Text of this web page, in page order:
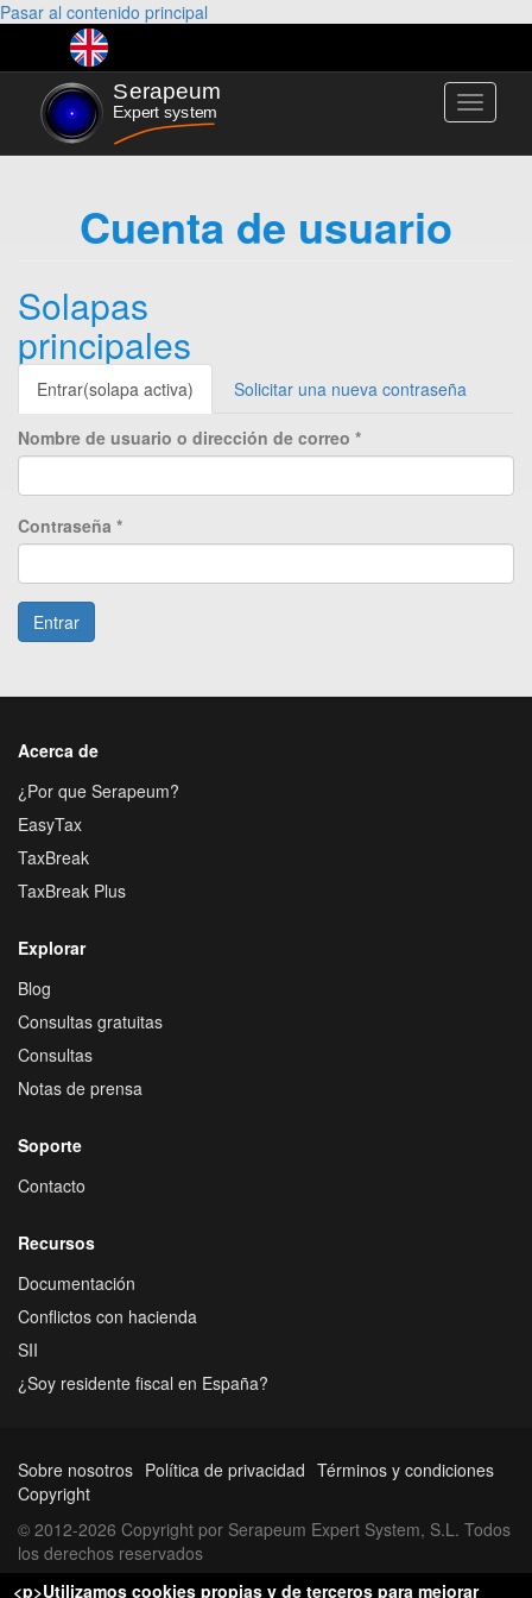
Pasar al contenido principal
Toggle
Cuenta de usuario
Solapas
principales
Entrar(solapa activa) Solicitar una nueva contraseña
Nombre de usuario o dirección de correo *
Contraseña *
Entrar
Acerca de
¿Por que Serapeum?
EasyTax
TaxBreak
TaxBreak Plus
Explorar
Blog
Consultas gratuitas
Consultas
Notas de prensa
Soporte
Contacto
Recursos
Documentación
Conflictos con hacienda
SII
¿Soy residente fiscal en España?
Sobre nosotros Política de privacidad Términos y condiciones
Copyright
© 2012-2026 Copyright por Serapeum Expert System, S.L. Todos
los derechos reservados
<p>Utilizamos cookies propias y de terceros para mejorar